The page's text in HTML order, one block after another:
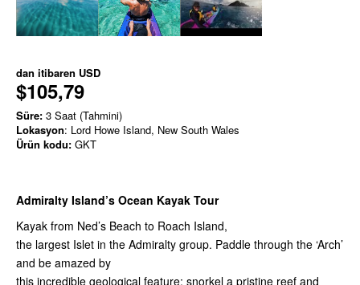
dan itibaren USD
$105,79
Süre: 3 Saat (Tahmini)
Lokasyon: Lord Howe Island, New South Wales
Ürün kodu: GKT
Admiralty Island’s Ocean Kayak Tour
Kayak from Ned’s Beach to Roach Island,
the largest Islet in the Admiralty group. Paddle through the ‘Arch’
and be amazed by
this incredible geological feature; snorkel a pristine reef and